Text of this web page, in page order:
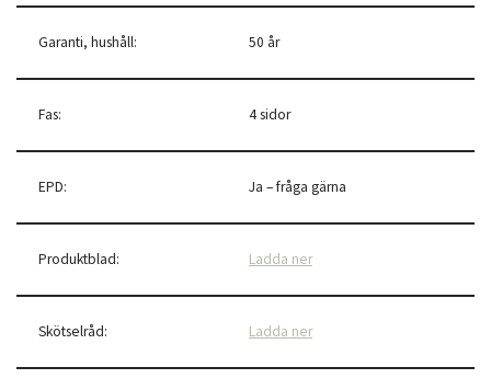
Garanti, hushåll: 50 år
Fas: 4 sidor
EPD: Ja – fråga gärna
Produktblad: Ladda ner
Skötselråd: Ladda ner